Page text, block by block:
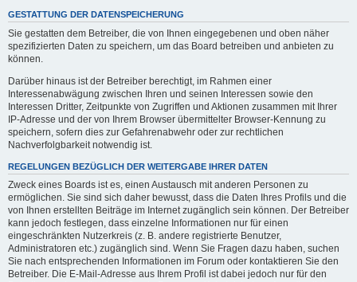
GESTATTUNG DER DATENSPEICHERUNG
Sie gestatten dem Betreiber, die von Ihnen eingegebenen und oben näher
spezifizierten Daten zu speichern, um das Board betreiben und anbieten zu
können.
Darüber hinaus ist der Betreiber berechtigt, im Rahmen einer
Interessenabwägung zwischen Ihren und seinen Interessen sowie den
Interessen Dritter, Zeitpunkte von Zugriffen und Aktionen zusammen mit Ihrer
IP-Adresse und der von Ihrem Browser übermittelter Browser-Kennung zu
speichern, sofern dies zur Gefahrenabwehr oder zur rechtlichen
Nachverfolgbarkeit notwendig ist.
REGELUNGEN BEZÜGLICH DER WEITERGABE IHRER DATEN
Zweck eines Boards ist es, einen Austausch mit anderen Personen zu
ermöglichen. Sie sind sich daher bewusst, dass die Daten Ihres Profils und die
von Ihnen erstellten Beiträge im Internet zugänglich sein können. Der Betreiber
kann jedoch festlegen, dass einzelne Informationen nur für einen
eingeschränkten Nutzerkreis (z. B. andere registrierte Benutzer,
Administratoren etc.) zugänglich sind. Wenn Sie Fragen dazu haben, suchen
Sie nach entsprechenden Informationen im Forum oder kontaktieren Sie den
Betreiber. Die E-Mail-Adresse aus Ihrem Profil ist dabei jedoch nur für den